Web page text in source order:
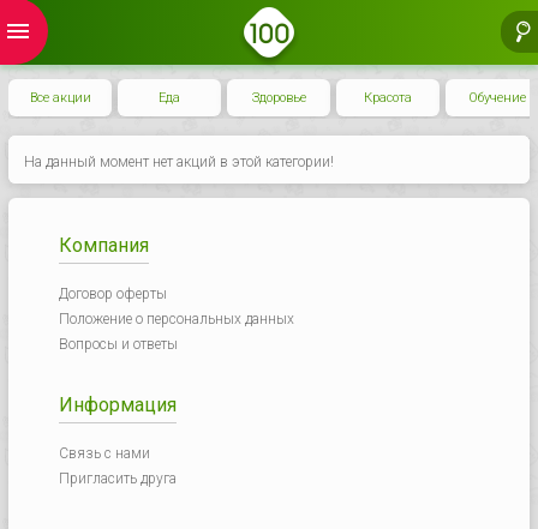
menu
Все акции Еда Здоровье Красота Обучение
На данный момент нет акций в этой категории!
Компания
Договор оферты
Положение о персональных данных
Вопросы и ответы
Информация
Связь с нами
Пригласить друга